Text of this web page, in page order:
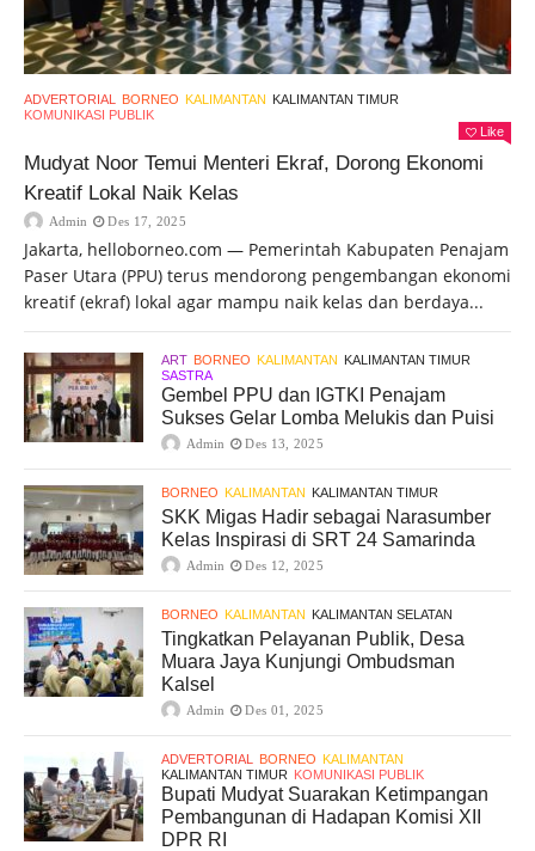
ADVERTORIAL BORNEO KALIMANTAN KALIMANTAN TIMUR
KOMUNIKASI PUBLIK
Like
Mudyat Noor Temui Menteri Ekraf, Dorong Ekonomi
Kreatif Lokal Naik Kelas
Admin Des 17, 2025
Jakarta, helloborneo.com — Pemerintah Kabupaten Penajam
Paser Utara (PPU) terus mendorong pengembangan ekonomi
kreatif (ekraf) lokal agar mampu naik kelas dan berdaya...
ART BORNEO KALIMANTAN KALIMANTAN TIMUR
SASTRA
Gembel PPU dan IGTKI Penajam
Sukses Gelar Lomba Melukis dan Puisi
Admin Des 13, 2025
BORNEO KALIMANTAN KALIMANTAN TIMUR
SKK Migas Hadir sebagai Narasumber
Kelas Inspirasi di SRT 24 Samarinda
Admin Des 12, 2025
BORNEO KALIMANTAN KALIMANTAN SELATAN
Tingkatkan Pelayanan Publik, Desa
Muara Jaya Kunjungi Ombudsman
Kalsel
Admin Des 01, 2025
ADVERTORIAL BORNEO KALIMANTAN
KALIMANTAN TIMUR KOMUNIKASI PUBLIK
Bupati Mudyat Suarakan Ketimpangan
Pembangunan di Hadapan Komisi XII
DPR RI